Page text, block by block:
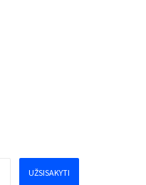
skiriamas tembriniams
ir asketiškai garsinei
ir elektroakustiniuose
laipsnį Bostono
studijuoja kompozicijos
Zosha Di Castri ir Georgu
UŽSISAKYTI